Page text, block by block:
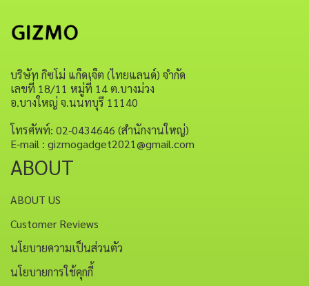
บริษัท กิซโม่ แก็ดเจ็ต (ไทยแลนด์) จำกัด
เลขที่ 18/11 หมู่ที่ 14 ต.บางม่วง
อ.บางใหญ่ จ.นนทบุรี 11140
โทรศัพท์: 02-0434646 (สำนักงานใหญ่)
E-mail : gizmogadget2021@gmail.com
ABOUT
ABOUT US
Customer Reviews
นโยบายความเป็นส่วนตัว
นโยบายการใช้คุกกี้